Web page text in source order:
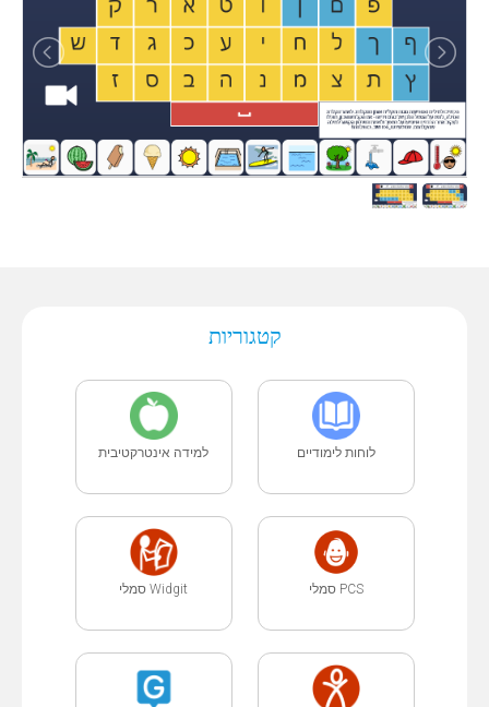
קטגוריות
לוחות לימודיים למידה אינטרקטיבית
PCS סמלי Widgit סמלי